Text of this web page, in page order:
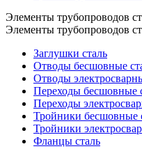
Элементы трубопроводов
Элементы трубопроводов
Заглушки сталь
Отводы бесшовные
Отводы
Переходы бесшовные
Переходы
Тройники бесшовные
Тройники
Фланцы сталь